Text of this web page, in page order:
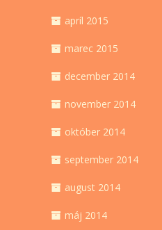
apríl 2015
marec 2015
december 2014
november 2014
október 2014
september 2014
august 2014
máj 2014